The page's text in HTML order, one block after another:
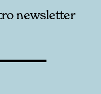
newsletter